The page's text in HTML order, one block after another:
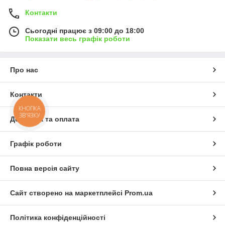
Контакти
Сьогодні працює з 09:00 до 18:00
Показати весь графік роботи
Про нас
Контакти
Доставка та оплата
Графік роботи
Повна версія сайту
Сайт створено на маркетплейсі Prom.ua
Політика конфіденційності
КНОПКА
ЗВ'ЯЗКУ